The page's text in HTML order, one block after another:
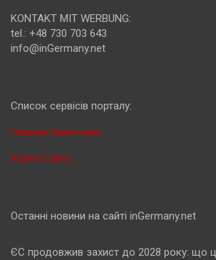
KONTAKT MIT WERBUNG:
tel.: +48 730 703 643
info@inGermany.net
Cписок сервісів порталу:
Новини Німеччини
Карта Сайту
Останні новини на сайті inGermany.net
ЄС продовжив захист до 2028 року: що